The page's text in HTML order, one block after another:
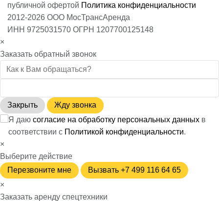
публичной офертой Политика конфиденциальности
2012-2026 ООО МосТрансАренда
ИНН 9725031570 ОГРН 1207700125148
×
Заказать обратный звонок
Закрыть
Жду звонка
Я даю согласие на обработку персональных данных в
соответствии с Политикой конфиденциальности.
×
Выберите действие
Перезвоните мне
Вызвать +7 499 116 64 65
×
Заказать аренду спецтехники